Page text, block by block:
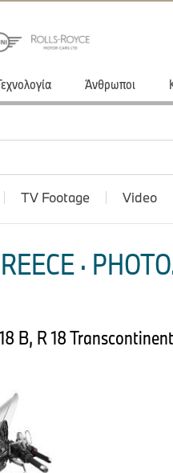
Άνθρωποι
TV Footage Video
·
B, R 18